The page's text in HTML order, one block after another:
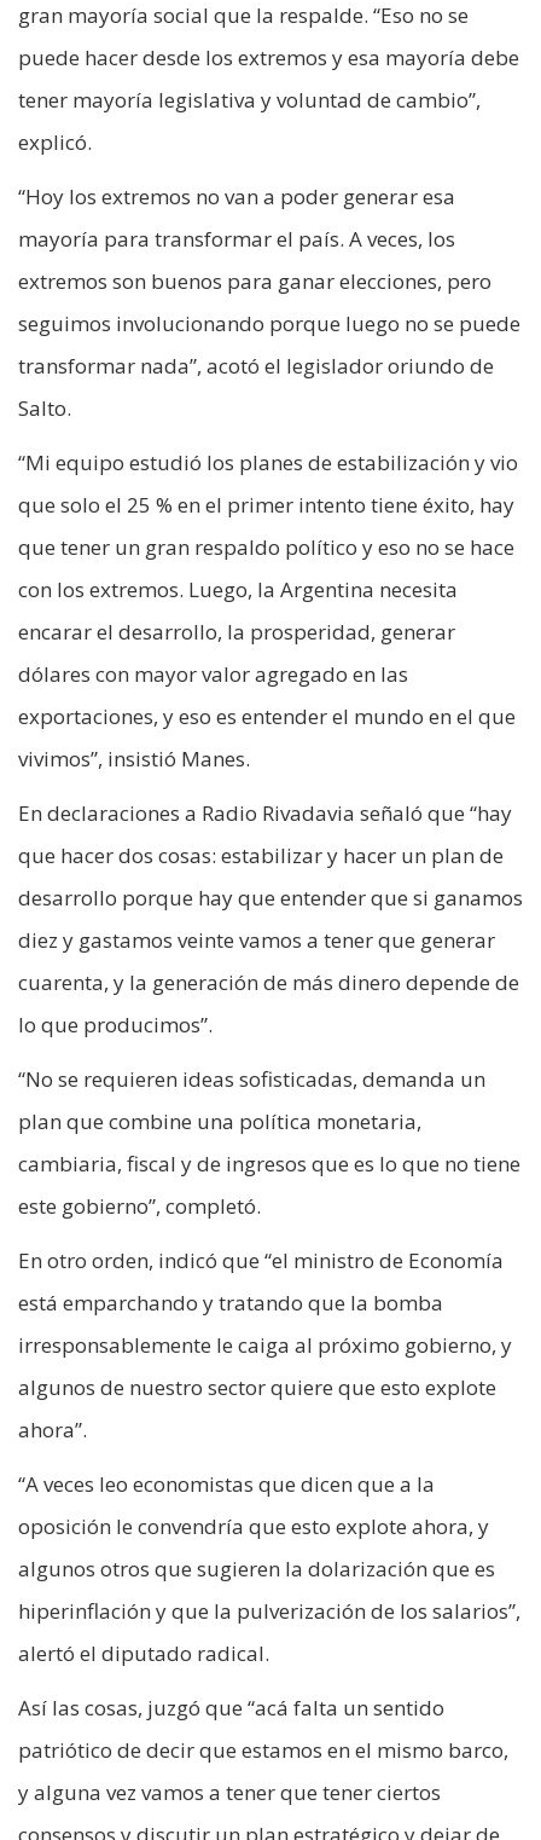
gran mayoría social que la respalde. “Eso no se
puede hacer desde los extremos y esa mayoría debe
tener mayoría legislativa y voluntad de cambio”,
explicó.
“Hoy los extremos no van a poder generar esa
mayoría para transformar el país. A veces, los
extremos son buenos para ganar elecciones, pero
seguimos involucionando porque luego no se puede
transformar nada”, acotó el legislador oriundo de
Salto.
“Mi equipo estudió los planes de estabilización y vio
que solo el 25 % en el primer intento tiene éxito, hay
que tener un gran respaldo político y eso no se hace
con los extremos. Luego, la Argentina necesita
encarar el desarrollo, la prosperidad, generar
dólares con mayor valor agregado en las
exportaciones, y eso es entender el mundo en el que
vivimos”, insistió Manes.
En declaraciones a Radio Rivadavia señaló que “hay
que hacer dos cosas: estabilizar y hacer un plan de
desarrollo porque hay que entender que si ganamos
diez y gastamos veinte vamos a tener que generar
cuarenta, y la generación de más dinero depende de
lo que producimos”.
“No se requieren ideas sofisticadas, demanda un
plan que combine una política monetaria,
cambiaria, fiscal y de ingresos que es lo que no tiene
este gobierno”, completó.
En otro orden, indicó que “el ministro de Economía
está emparchando y tratando que la bomba
irresponsablemente le caiga al próximo gobierno, y
algunos de nuestro sector quiere que esto explote
ahora”.
“A veces leo economistas que dicen que a la
oposición le convendría que esto explote ahora, y
algunos otros que sugieren la dolarización que es
hiperinflación y que la pulverización de los salarios”,
alertó el diputado radical.
Así las cosas, juzgó que “acá falta un sentido
patriótico de decir que estamos en el mismo barco,
y alguna vez vamos a tener que tener ciertos